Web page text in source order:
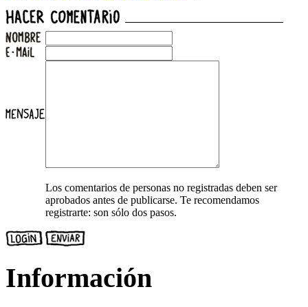
Los comentarios de personas no registradas deben ser
aprobados antes de publicarse. Te recomendamos
registrarte: son sólo dos pasos.
Información